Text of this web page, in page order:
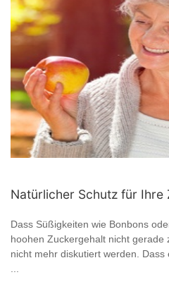
Natürlicher Schutz für Ihre
Dass Süßigkeiten wie Bonbons
hoohen Zuckergehalt nicht gerade
nicht mehr diskutiert werden.
...